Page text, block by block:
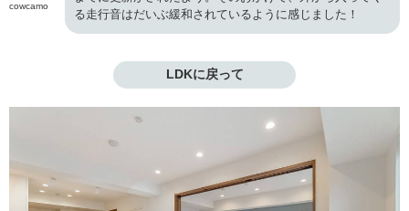
cowcamo
る走行音はだいぶ緩和されているように感じました！
LDKに戻って